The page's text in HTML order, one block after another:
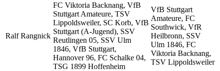
Ralf Rangnick
FC Viktoria Backnang, VfB
Stuttgart Amateure, TSV
Lippoldsweiler, SC Korb, VfB
Stuttgart (A-Jugend), SSV
Reutlingen 05, SSV Ulm
1846, VfB Stuttgart,
Hannover 96, FC Schalke 04,
TSG 1899 Hoffenheim
VfB Stuttgart
Amateure, FC
Southwick, VfR
Heilbronn, SSV
Ulm 1846, FC
Viktoria Backnang,
TSV Lippoldsweiler